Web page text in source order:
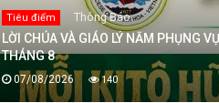
Tiêu điểm Thông Báo
LỜI CHÚA VÀ GIÁO LÝ NĂM PHỤNG
THÁNG 8
07/08/2026 140